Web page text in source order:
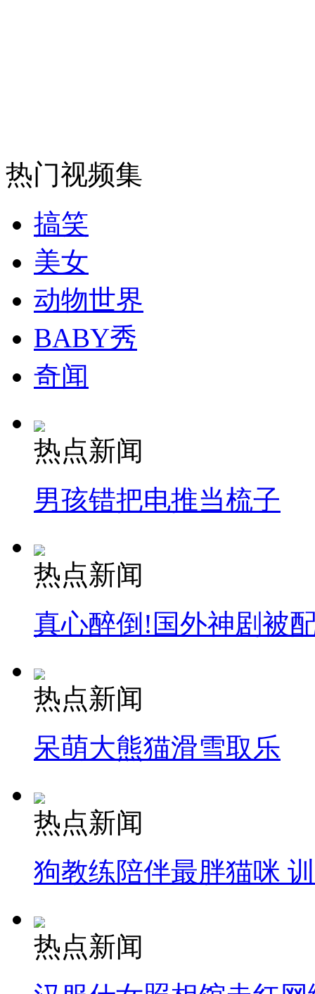
纽约上演“枕头大战”
司机酒驾遇交警 急速倒车逃窜
热门视频集
搞笑
美女
动物世界
BABY秀
奇闻
热点新闻
男孩错把电推当梳子
热点新闻
真心醉倒!国外神剧被
热点新闻
呆萌大熊猫滑雪取乐
热点新闻
狗教练陪伴最胖猫咪
热点新闻